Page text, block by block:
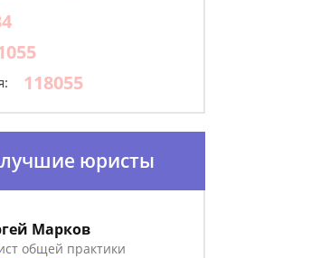
118055
юристы
Марков
общей практики